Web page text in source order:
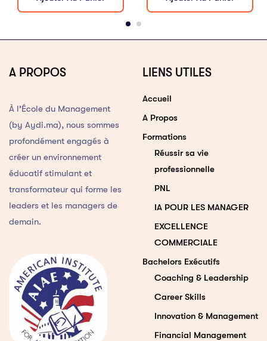
A PROPOS
À l’École du Management
(by Aydi.ma), nous sommes
profondément engagés à
créer un environnement
éducatif stimulant et
transformateur qui forme les
leaders et les managers de
demain.
LIENS UTILES
Accueil
A Propos
Formations
Réussir sa vie
professionnelle
PNL
IA POUR LES MANAGER
EXCELLENCE
COMMERCIALE
Bachelors Exécutifs
Coaching & Leadership
Career Skills
Innovation & Management
Financial Management